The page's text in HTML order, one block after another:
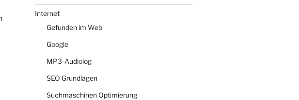
Internet
Gefunden im Web
Google
MP3-Audiolog
SEO Grundlagen
Suchmaschinen Optimierung